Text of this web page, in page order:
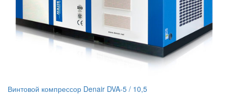
Винтовой компрессор Denair DVA-5 / 10,5